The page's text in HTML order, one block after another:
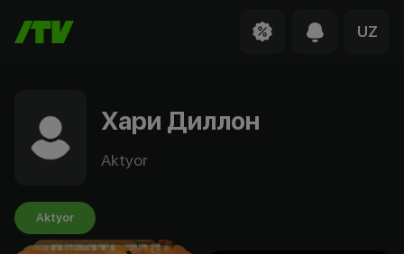
UZ
Хари Диллон
Aktyor
Aktyor